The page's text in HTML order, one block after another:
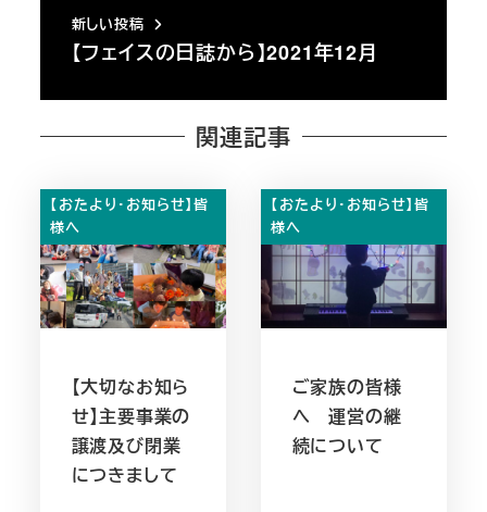
新しい投稿
【フェイスの日誌から】2021年12月
関連記事
【おたより・お知らせ】皆
様へ
【大切なお知ら
せ】主要事業の
譲渡及び閉業
につきまして
【おたより・お知らせ】皆
様へ
ご家族の皆様
へ 運営の継
続について